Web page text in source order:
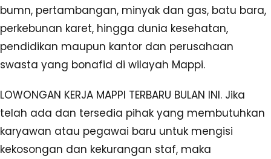
bumn, pertambangan, minyak dan gas, batu bara,
perkebunan karet, hingga dunia kesehatan,
pendidikan maupun kantor dan perusahaan
swasta yang bonafid di wilayah Mappi.
LOWONGAN KERJA MAPPI TERBARU BULAN INI. Jika
telah ada dan tersedia pihak yang membutuhkan
karyawan atau pegawai baru untuk mengisi
kekosongan dan kekurangan staf, maka